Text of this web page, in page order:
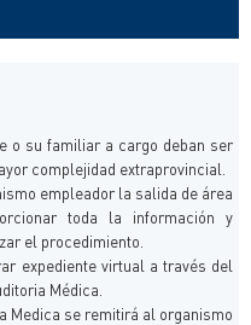
o su familiar a cargo deban ser
complejidad extraprovincial.
empleador la salida de área
toda la información y
el procedimiento.
expediente virtual a través del
Médica.
Medica se remitirá al organismo